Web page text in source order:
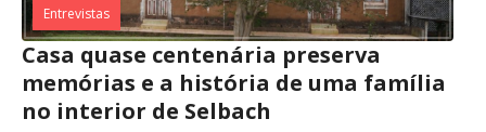
Entrevistas
Casa quase centenária preserva
memórias e a história de uma família
no interior de Selbach